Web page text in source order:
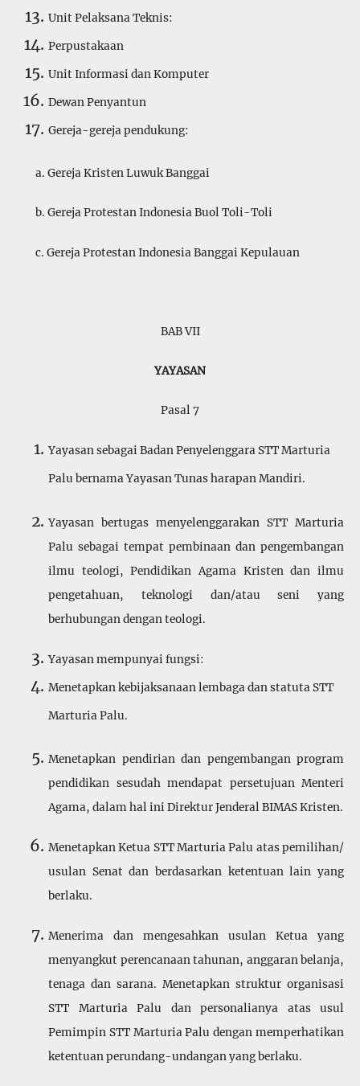
Unit Pelaksana Teknis:
Perpustakaan
Unit Informasi dan Komputer
Dewan Penyantun
Gereja-gereja pendukung:
a. Gereja Kristen Luwuk Banggai
b. Gereja Protestan Indonesia Buol Toli-Toli
c. Gereja Protestan Indonesia Banggai Kepulauan
BAB VII
YAYASAN
Pasal 7
Yayasan sebagai Badan Penyelenggara STT Marturia
Palu bernama Yayasan Tunas harapan Mandiri.
Yayasan bertugas menyelenggarakan STT Marturia
Palu sebagai tempat pembinaan dan pengembangan
ilmu teologi, Pendidikan Agama Kristen dan ilmu
pengetahuan, teknologi dan/atau seni yang
berhubungan dengan teologi.
Yayasan mempunyai fungsi:
Menetapkan kebijaksanaan lembaga dan statuta STT
Marturia Palu.
Menetapkan pendirian dan pengembangan program
pendidikan sesudah mendapat persetujuan Menteri
Agama, dalam hal ini Direktur Jenderal BIMAS Kristen.
Menetapkan Ketua STT Marturia Palu atas pemilihan/
usulan Senat dan berdasarkan ketentuan lain yang
berlaku.
Menerima dan mengesahkan usulan Ketua yang
menyangkut perencanaan tahunan, anggaran belanja,
tenaga dan sarana. Menetapkan struktur organisasi
STT Marturia Palu dan personalianya atas usul
Pemimpin STT Marturia Palu dengan memperhatikan
keten­tuan perundang-undangan yang berlaku.